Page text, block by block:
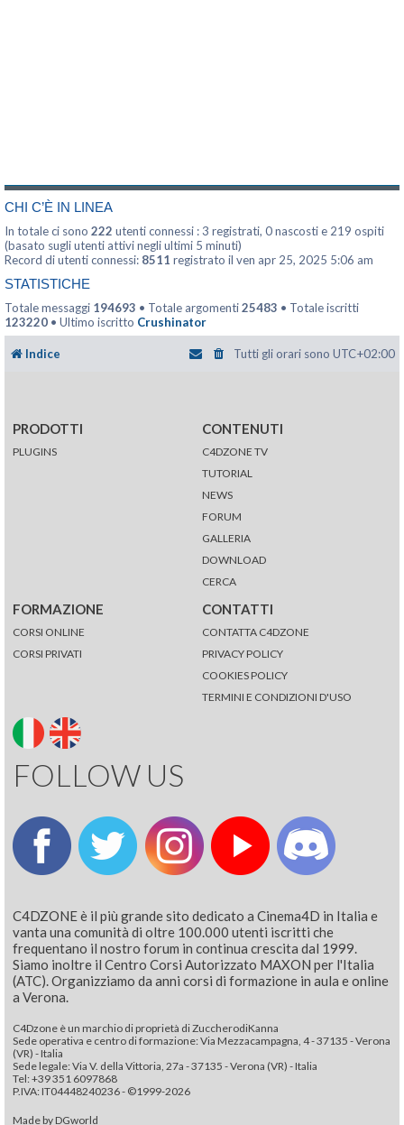
CHI C’È IN LINEA
In totale ci sono 222 utenti connessi : 3 registrati, 0 nascosti e 219 ospiti
(basato sugli utenti attivi negli ultimi 5 minuti)
Record di utenti connessi: 8511 registrato il ven apr 25, 2025 5:06 am
STATISTICHE
Totale messaggi 194693 • Totale argomenti25483 • Totale iscritti
123220 • Ultimo iscritto Crushinator
Indice Tutti gli orari sono UTC+02:00
PRODOTTI
PLUGINS
CONTENUTI
C4DZONE TV
TUTORIAL
NEWS
FORUM
GALLERIA
DOWNLOAD
CERCA
FORMAZIONE
CORSI ONLINE
CORSI PRIVATI
CONTATTI
CONTATTA C4DZONE
PRIVACY POLICY
COOKIES POLICY
TERMINI E CONDIZIONI D'USO
FOLLOW US
C4DZONE è il più grande sito dedicato a Cinema4D in Italia e
vanta una comunità di oltre 100.000 utenti iscritti che
frequentano il nostro forum in continua crescita dal 1999.
Siamo inoltre il Centro Corsi Autorizzato MAXON per l'Italia
(ATC). Organizziamo da anni corsi di formazione in aula e online
a Verona.
C4Dzone è un marchio di proprietà di ZuccherodiKanna
Sede operativa e centro di formazione: Via Mezzacampagna, 4 - 37135 - Verona
(VR) - Italia
Sede legale: Via V. della Vittoria, 27a - 37135 - Verona (VR) - Italia
Tel: +39 351 6097868‬
P.IVA: IT04448240236 - ©1999-2026
Made by DGworld